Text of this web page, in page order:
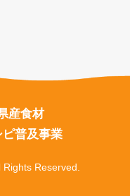
産食材
普及事業
Reserved.